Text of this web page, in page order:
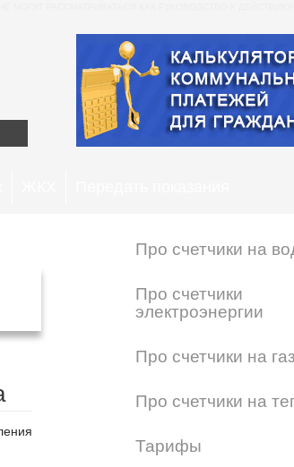
Про счетчики на
Про счетчики
электроэнергии
Про счетчики на газ
Про счетчики на
Тарифы